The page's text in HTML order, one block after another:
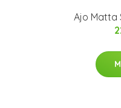
Ajo Matta